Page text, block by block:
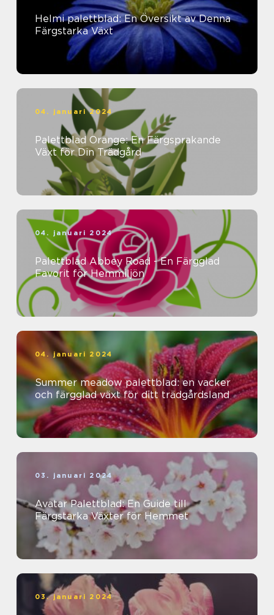
Helmi palettblad: En Översikt av Denna
Färgstarka Växt
04. januari 2024
Palettblad Orange: En Färgsprakande
Växt för Din Trädgård
04. januari 2024
Palettblad Abbey Road - En Färgglad
Favorit för Hemmiljön
04. januari 2024
Summer meadow palettblad: en vacker
och färgglad växt för ditt trädgårdsland
03. januari 2024
Avatar Palettblad: En Guide till
Färgstarka Växter för Hemmet
03. januari 2024